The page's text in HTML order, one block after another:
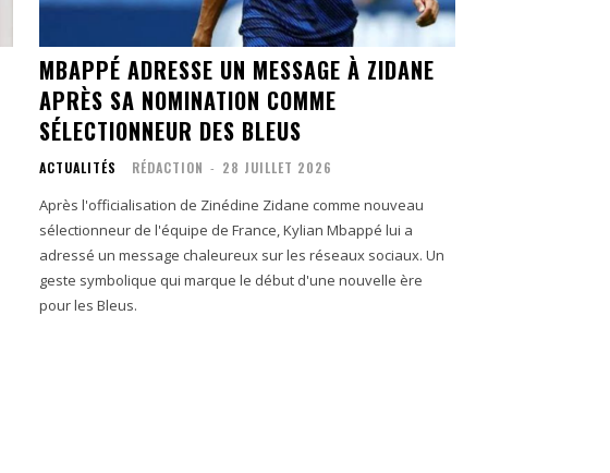
MBAPPÉ ADRESSE UN MESSAGE À ZIDANE
APRÈS SA NOMINATION COMME
SÉLECTIONNEUR DES BLEUS
ACTUALITÉS RÉDACTION - 28 JUILLET 2026
Après l'officialisation de Zinédine Zidane comme nouveau
sélectionneur de l'équipe de France, Kylian Mbappé lui a
adressé un message chaleureux sur les réseaux sociaux. Un
geste symbolique qui marque le début d'une nouvelle ère
pour les Bleus.